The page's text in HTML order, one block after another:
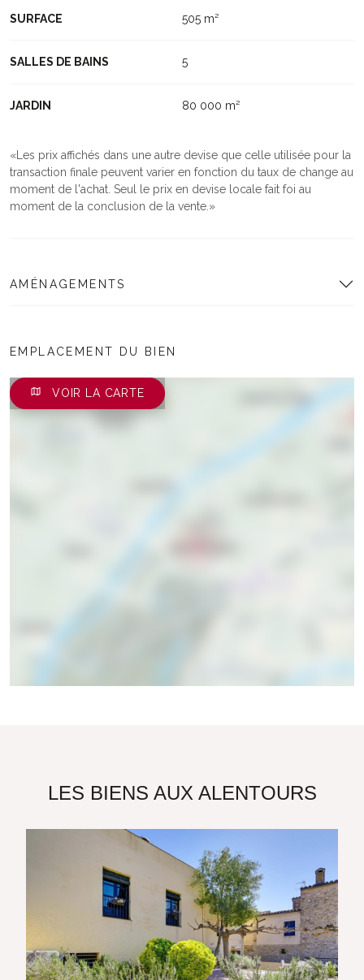
SURFACE 505 m²
SALLES DE BAINS 5
JARDIN 80 000 m²
Les prix affichés dans une autre devise que celle utilisée pour la
transaction finale peuvent varier en fonction du taux de change au
moment de l'achat. Seul le prix en devise locale fait foi au
moment de la conclusion de la vente.
AMÉNAGEMENTS
EMPLACEMENT DU BIEN
VOIR LA CARTE
LES BIENS AUX ALENTOURS